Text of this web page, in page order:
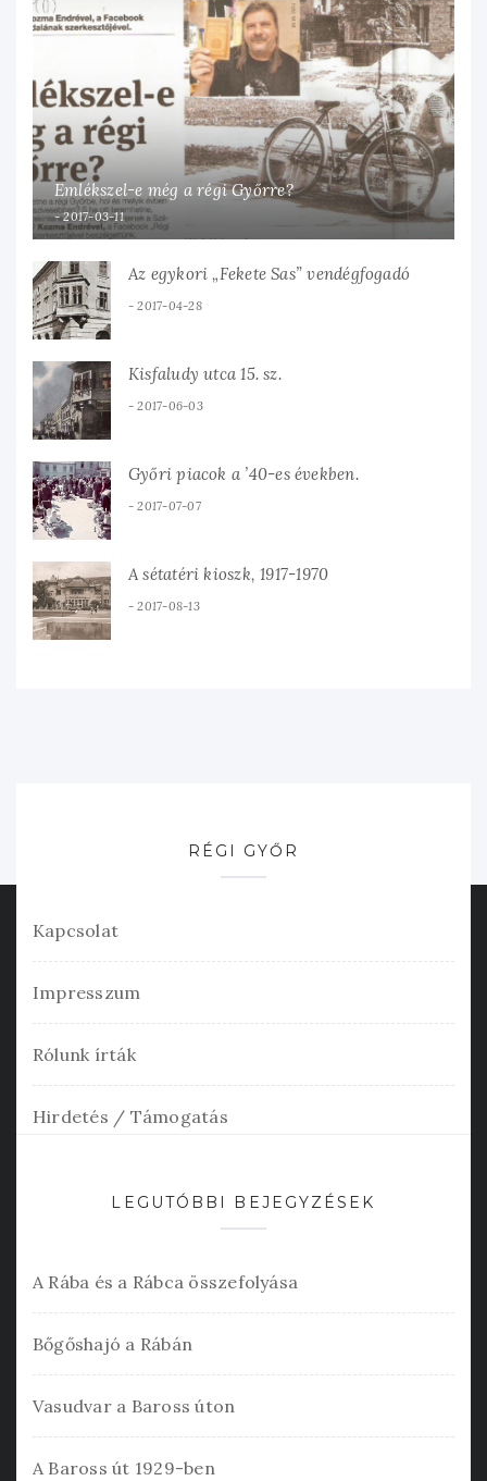
Emlékszel-e még a régi Győrre?
2017-03-11
Az egykori „Fekete Sas” vendégfogadó
2017-04-28
Kisfaludy utca 15. sz.
2017-06-03
Győri piacok a ’40-es években.
2017-07-07
A sétatéri kioszk, 1917-1970
2017-08-13
RÉGI GYŐR
Kapcsolat
Impresszum
Rólunk írták
Hirdetés / Támogatás
LEGUTÓBBI BEJEGYZÉSEK
A Rába és a Rábca összefolyása
Bőgőshajó a Rábán
Vasudvar a Baross úton
A Baross út 1929-ben